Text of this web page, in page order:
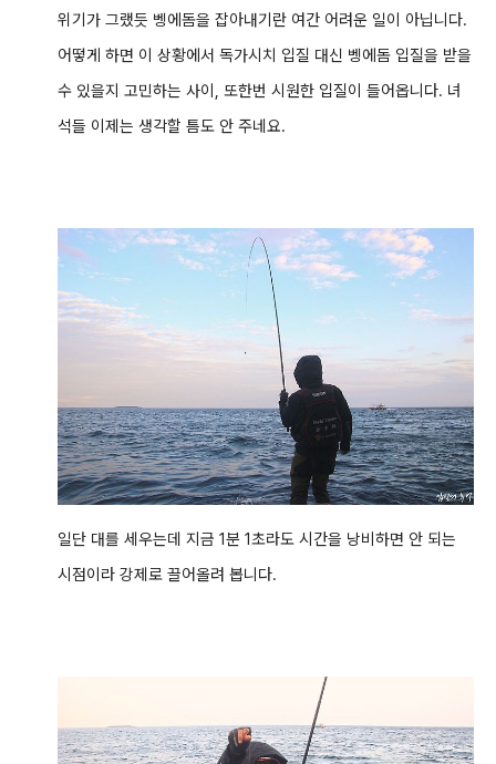
위기가 그랬듯 벵에돔을 잡아내기란 여간 어려운 일이 아닙니다.
어떻게 하면 이 상황에서 독가시치 입질 대신 벵에돔 입질을 받을
수 있을지 고민하는 사이, 또한번 시원한 입질이 들어옵니다. 녀
석들 이제는 생각할 틈도 안 주네요.
일단 대를 세우는데 지금 1분 1초라도 시간을 낭비하면 안 되는
시점이라 강제로 끌어올려 봅니다.